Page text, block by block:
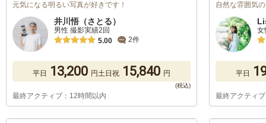
元気になる明るい写真が好きです！
井川悟（さとる）
男性 撮影実績2回
5.00
2件
平日 13,200 円土日祝 15,840 円
最終アクティブ：12時間以内
自然な雰囲気
女
平日
最終アクティ